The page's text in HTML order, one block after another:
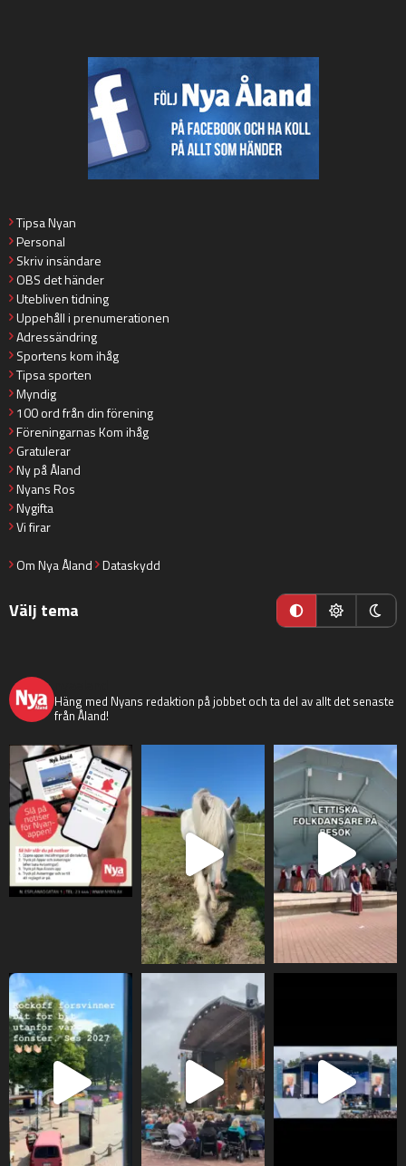
Tipsa Nyan
Personal
Skriv insändare
OBS det händer
Utebliven tidning
Uppehåll i prenumerationen
Adressändring
Sportens kom ihåg
Tipsa sporten
Myndig
100 ord från din förening
Föreningarnas Kom ihåg
Gratulerar
Ny på Åland
Nyans Ros
Nygifta
Vi firar
Om Nya Åland Dataskydd
Välj tema
Häng med Nyans redaktion på jobbet och ta del av allt det senaste
från Åland!